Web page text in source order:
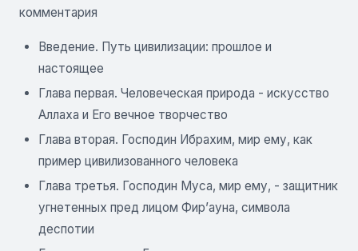
комментария
Введение. Путь цивилизации: прошлое и
настоящее
Глава первая. Человеческая природа - искусство
Аллаха и Его вечное творчество
Глава вторая. Господин Ибрахим, мир ему, как
пример цивилизованного человека
Глава третья. Господин Муса, мир ему, - защитник
угнетенных пред лицом Фир’ауна, символа
деспотии